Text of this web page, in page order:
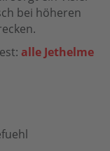
bei höheren
alle Jethelme